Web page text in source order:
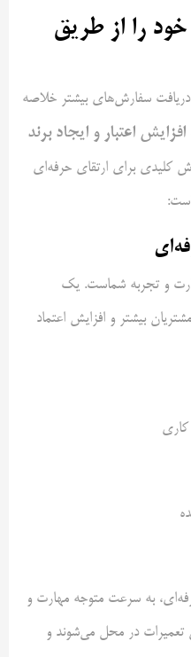
را از طریق
سفارش‌های بیشتر خلاصه
اعتبار و ایجاد برند
کلیدی برای ارتقای حرفه‌ای
و تجربه شماست. یک
بیشتر و افزایش اعتماد
به سرعت متوجه مهارت و
تعمیرات در محل می‌شوند و